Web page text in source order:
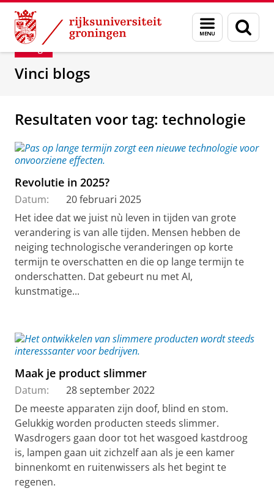
Skip
Content
Skip
Navigation
Menu
en
zoeken
Department of Innovation Management &
Blog
Vinci blogs
Resultaten voor tag: technologie
Revolutie in 2025?
Datum:
20 februari 2025
Het idee dat we juist nù leven in tijden van grote
verandering is van alle tijden. Mensen hebben de
neiging technologische veranderingen op korte
termijn te overschatten en die op lange termijn te
onderschatten. Dat gebeurt nu met AI,
kunstmatige...
Maak je product slimmer
Datum:
28 september 2022
De meeste apparaten zijn doof, blind en stom.
Gelukkig worden producten steeds slimmer.
Wasdrogers gaan door tot het wasgoed kastdroog
is, lampen gaan uit zichzelf aan als je een kamer
binnenkomt en ruitenwissers als het begint te
regenen.